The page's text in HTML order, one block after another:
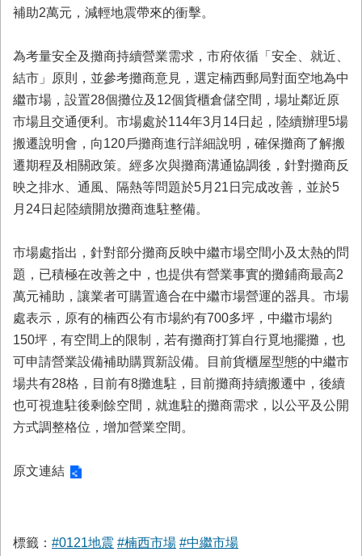
府
補助2萬元，減輕地震帶來的衝擊。
為考量安全及攤商持續營業需求，市府依循「安全、就近、
結市」原則，並參考攤商意見，選定楠西郵局對面空地為中
繼市場，設置28個攤位及12個貨櫃倉儲空間，場址鄰近原
市場且交通便利。市場處於114年3月14日起，陸續辦理5場
搬遷說明會，向120戶攤商進行詳細說明，確保攤商了解搬
遷期程及相關政策。經多次與攤商溝通協調後，針對攤商反
映之排水、通風、隔熱等問題於5月21日完成改善，並於5
月24日起陸續開放攤商進駐整備。
市場處指出，針對部分攤商反映中繼市場空間小及太熱的問
題，已積極在改善之中，也提供有營業事實的攤鋪商最高2
萬元補助，讓業者可購置適合在中繼市場營運的器具。市場
處表示，原有的楠西公有市場約有700多坪，中繼市場約
150坪，有空間上的限制，若有攤商打算自行覓地擺攤，也
可申請營業設備補助購買新設備。目前貨櫃屋型態的中繼市
場共有28格，目前有8攤進駐，目前攤商持續搬遷中，後續
也可視進駐後剩餘空間，就進駐的攤商需求，以公平及公開
方式調整格位，增加營業空間。
原文連結
標籤： #0121地震 #楠西市場 #中繼市場